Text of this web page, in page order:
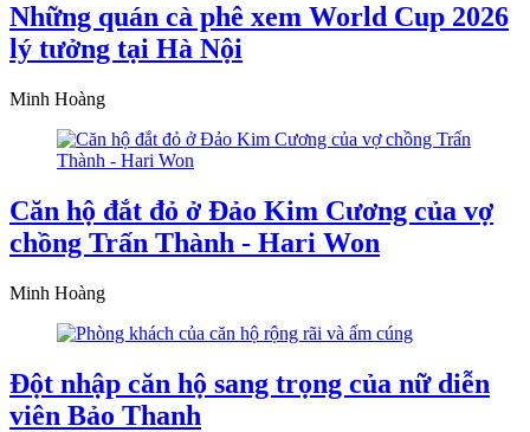
Những quán cà phê xem World Cup 2026
lý tưởng tại Hà Nội
Minh Hoàng
Căn hộ đắt đỏ ở Đảo Kim Cương của vợ
chồng Trấn Thành - Hari Won
Minh Hoàng
Đột nhập căn hộ sang trọng của nữ diễn
viên Bảo Thanh